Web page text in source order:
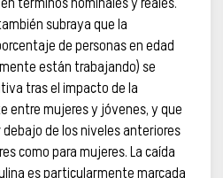
subraya que la
de personas en edad
están trabajando) se
tras el impacto de la
entre mujeres y jóvenes, y que
de los niveles anteriores
como para mujeres. La caída